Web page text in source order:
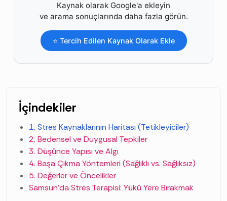
Kaynak olarak Google'a ekleyin
ve arama sonuçlarında daha fazla görün.
⭐ Tercih Edilen Kaynak Olarak Ekle
İçindekiler
1. Stres Kaynaklarının Haritası (Tetikleyiciler)
2. Bedensel ve Duygusal Tepkiler
3. Düşünce Yapısı ve Algı
4. Başa Çıkma Yöntemleri (Sağlıklı vs. Sağlıksız)
5. Değerler ve Öncelikler
Samsun’da Stres Terapisi: Yükü Yere Bırakmak